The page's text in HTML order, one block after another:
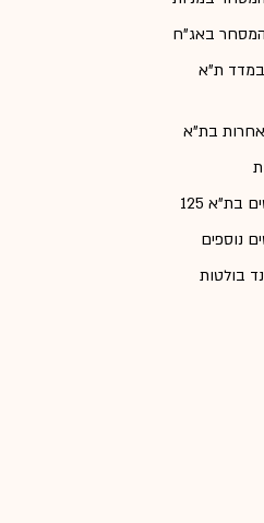
המסחר באג"ח
במדד ת"א
אחרות בת"א
בת"א 125
נוספים
בולטות